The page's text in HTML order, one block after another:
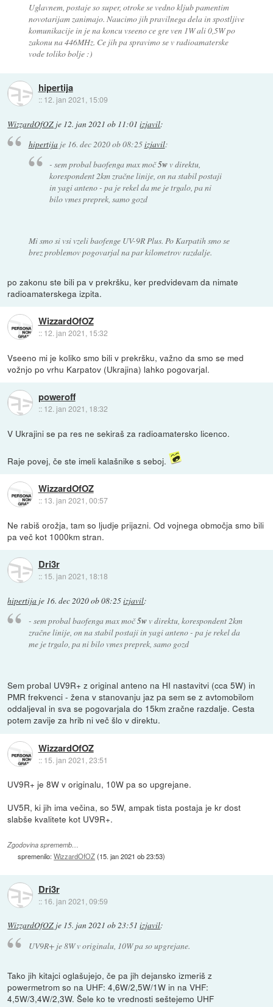
Uglavnem, postaje so super, otroke se vedno kljub pamentim
novotarijam zanimajo. Naucimo jih pravilnega dela in spostljive
komunikacije in je na koncu vseeno ce gre ven 1W ali 0,5W po
zakonu na 446MHz. Ce jih pa spravimo se v radioamaterske
vode toliko bolje :)
hipertija
:: 12. jan 2021, 15:09
WizzardOfOZ je 12. jan 2021 ob 11:01 izjavil:
hipertijaje 16. dec 2020 ob 08:25izjavil:
- sem probal baofenga max moč5w v direktu,
korespondent 2km zračne linije, on na stabil postaji
in yagi anteno - pa je rekel da me je trgalo, pa ni
bilo vmes preprek, samo gozd
Mi smo si vsi vzeli baofenge UV-9R Plus. Po Karpatih smo se
brez problemov pogovarjal na par kilometrov razdalje.
po zakonu ste bili pa v prekršku, ker predvidevam da nimate
radioamaterskega izpita.
WizzardOfOZ
:: 12. jan 2021, 15:32
Vseeno mi je koliko smo bili v prekršku, važno da smo se med
vožnjo po vrhu Karpatov (Ukrajina) lahko pogovarjal.
poweroff
:: 12. jan 2021, 18:32
V Ukrajini se pa res ne sekiraš za radioamatersko licenco.
Raje povej, če ste imeli kalašnike s seboj.
WizzardOfOZ
:: 13. jan 2021, 00:57
Ne rabiš orožja, tam so ljudje prijazni. Od vojnega območja smo bili
pa več kot 1000km stran.
Dri3r
:: 15. jan 2021, 18:18
hipertija je 16. dec 2020 ob 08:25izjavil:
- sem probal baofenga max moč5wv direktu, korespondent 2km
zračne linije, on na stabil postaji in yagi anteno - pa je rekel da
me je trgalo, pa ni bilo vmes preprek, samo gozd
Sem probal UV9R+ z original anteno na HI nastavitvi (cca 5W) in
PMR frekvenci - žena v stanovanju jaz pa sem se z avtomobilom
oddaljeval in sva se pogovarjala do 15km zračne razdalje. Cesta
potem zavije za hrib ni več šlo v direktu.
WizzardOfOZ
:: 15. jan 2021, 23:51
UV9R+ je 8W v originalu, 10W pa so upgrejane.
UV5R, ki jih ima večina, so 5W, ampak tista postaja je kr dost
slabše kvalitete kot UV9R+.
Zgodovina sprememb…
spremenilo:WizzardOfOZ(15. jan 2021 ob 23:53)
Dri3r
:: 16. jan 2021, 09:59
WizzardOfOZ je 15. jan 2021 ob 23:51 izjavil:
UV9R+ je 8W v originalu, 10W pa so upgrejane.
Tako jih kitajci oglašujejo, če pa jih dejansko izmeriš z
powermetrom so na UHF: 4,6W/2,5W/1W in na VHF:
4,5W/3,4W/2,3W. Šele ko te vrednosti seštejemo UHF